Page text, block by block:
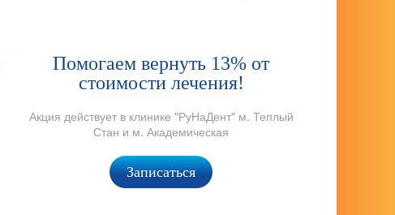
Помогаем вернуть 13% от
стоимости лечения!
Акция действует в клинике "РуНаДент" м. Теплый
Стан и м. Академическая
Записаться